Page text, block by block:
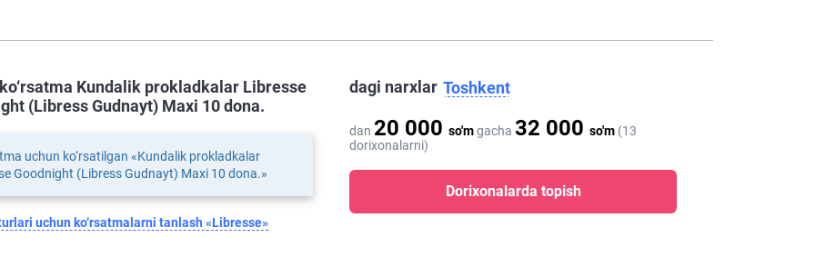
dagi narxlar Toshkent
dan 20 000 so'mgacha 32 000 so'm (13
dorixonalarni)
Dorixonalarda topish
Kundalik prokladkalar Libresse
(Libress Gudnayt) Maxi 10 dona.
uchun ko‘rsatilgan «Kundalik prokladkalar
Goodnight (Libress Gudnayt) Maxi 10 dona.»
uchun ko‘rsatmalarni tanlash «Libresse»